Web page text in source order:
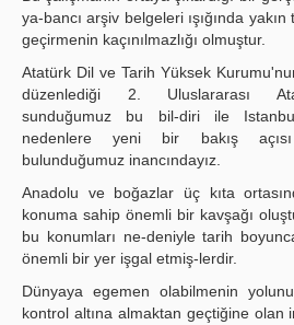
ya-bancı arşiv belgeleri ışığında
geçirmenin kaçınılmazlığı olmuştur.
Atatürk Dil ve Tarih Yüksek
düzenlediği 2. Uluslararası
sunduğumuz bu bil-diri ile
nedenlere yeni bir bakış
bulunduğumuz inancındayız.
Anadolu ve boğazlar üç kıta
konuma sahip önemli bir kavşağı
bu konumları ne-deniyle tarih
önemli bir yer işgal etmiş-lerdir.
Dünyaya egemen olabilmenin
kontrol altına almaktan geçtiğine olan